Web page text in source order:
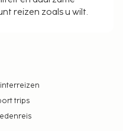
reizen zoals u wilt.
trips